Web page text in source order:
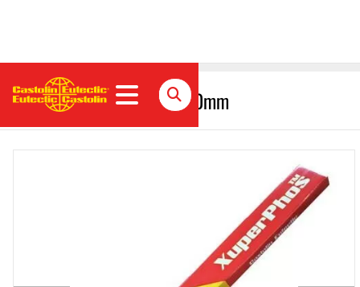
XuperPhos 38105 BV Ø 3,0mm